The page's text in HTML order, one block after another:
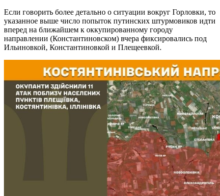
Если говорить более детально о ситуации вокруг Горловки, то
указанное выше число попыток путинских штурмовиков идти
вперед на ближайшем к оккупированному городу
направлении (Константиновском) вчера фиксировались под
Ильиновкой, Константиновкой и Плещеевкой.